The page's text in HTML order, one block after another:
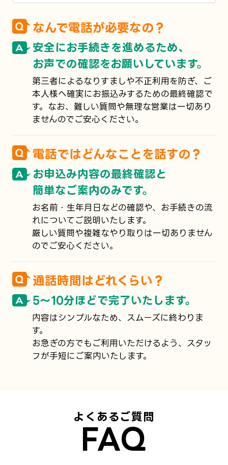
なんで電話が必要なの？
安全にお手続きを進めるため、
お声での確認をお願いしています。
第三者によるなりすましや不正利用を防ぎ、ご
本人様へ確実にお振込みするための最終確認で
す。なお、難しい質問や無理な営業は一切あり
ませんのでご安心ください。
電話ではどんなことを話すの？
お申込み内容の最終確認と
簡単なご案内のみです。
お名前・生年月日などの確認や、お手続きの流
れについてご説明いたします。
厳しい質問や複雑なやり取りは一切ありません
のでご安心ください。
通話時間はどれくらい？
5〜10分ほどで完了いたします。
内容はシンプルなため、スムーズに終わりま
す。
お急ぎの方でもご利用いただけるよう、スタッ
フが手短にご案内いたします。
よくあるご質問
FAQ